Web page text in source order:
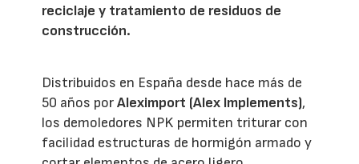
reciclaje y tratamiento de residuos de
construcción.
Distribuidos en España desde hace más de
50 años porAleximport (Alex Implements),
los demoledores NPK permiten triturar con
facilidad estructuras de hormigón armado y